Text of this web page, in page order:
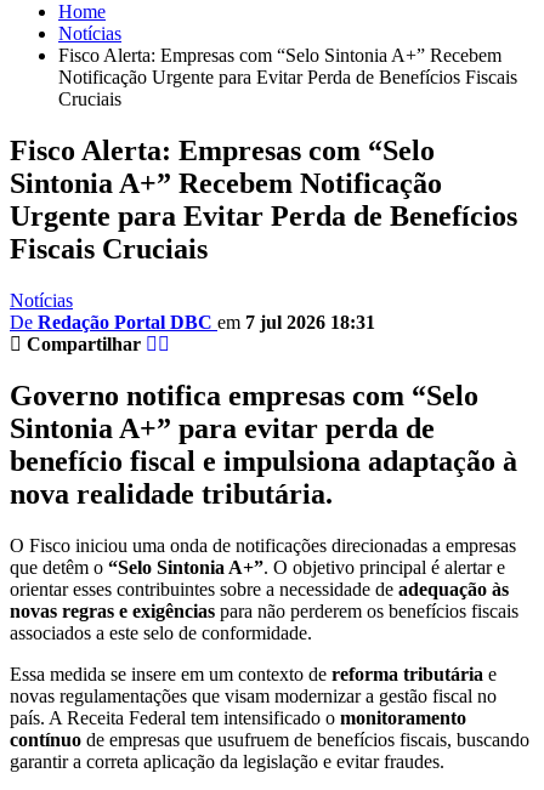
Home
Notícias
Fisco Alerta: Empresas com “Selo Sintonia A+” Recebem
Notificação Urgente para Evitar Perda de Benefícios Fiscais
Cruciais
Fisco Alerta: Empresas com “Selo
Sintonia A+” Recebem Notificação
Urgente para Evitar Perda de Benefícios
Fiscais Cruciais
Notícias
De Redação Portal DBC em 7 jul 2026 18:31
Compartilhar
Governo notifica empresas com “Selo
Sintonia A+” para evitar perda de
benefício fiscal e impulsiona adaptação à
nova realidade tributária.
O Fisco iniciou uma onda de notificações direcionadas a empresas
que detêm o “Selo Sintonia A+”. O objetivo principal é alertar e
orientar esses contribuintes sobre a necessidade de adequação às
novas regras e exigências para não perderem os benefícios fiscais
associados a este selo de conformidade.
Essa medida se insere em um contexto de reforma tributária e
novas regulamentações que visam modernizar a gestão fiscal no
país. A Receita Federal tem intensificado o monitoramento
contínuo de empresas que usufruem de benefícios fiscais, buscando
garantir a correta aplicação da legislação e evitar fraudes.